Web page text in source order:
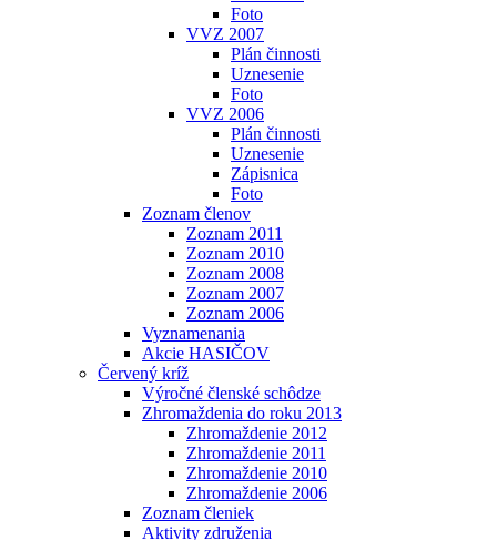
Foto
VVZ 2007
Plán činnosti
Uznesenie
Foto
VVZ 2006
Plán činnosti
Uznesenie
Zápisnica
Foto
Zoznam členov
Zoznam 2011
Zoznam 2010
Zoznam 2008
Zoznam 2007
Zoznam 2006
Vyznamenania
Akcie HASIČOV
Červený kríž
Výročné členské schôdze
Zhromaždenia do roku 2013
Zhromaždenie 2012
Zhromaždenie 2011
Zhromaždenie 2010
Zhromaždenie 2006
Zoznam členiek
Aktivity združenia